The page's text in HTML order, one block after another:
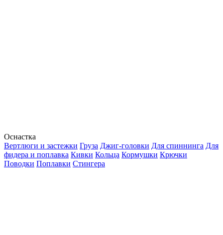
Оснастка
Вертлюги и застежки Груза Джиг-головки Для спиннинга Для
фидера и поплавка Кивки Кольца Кормушки Крючки
Поводки Поплавки Стингера